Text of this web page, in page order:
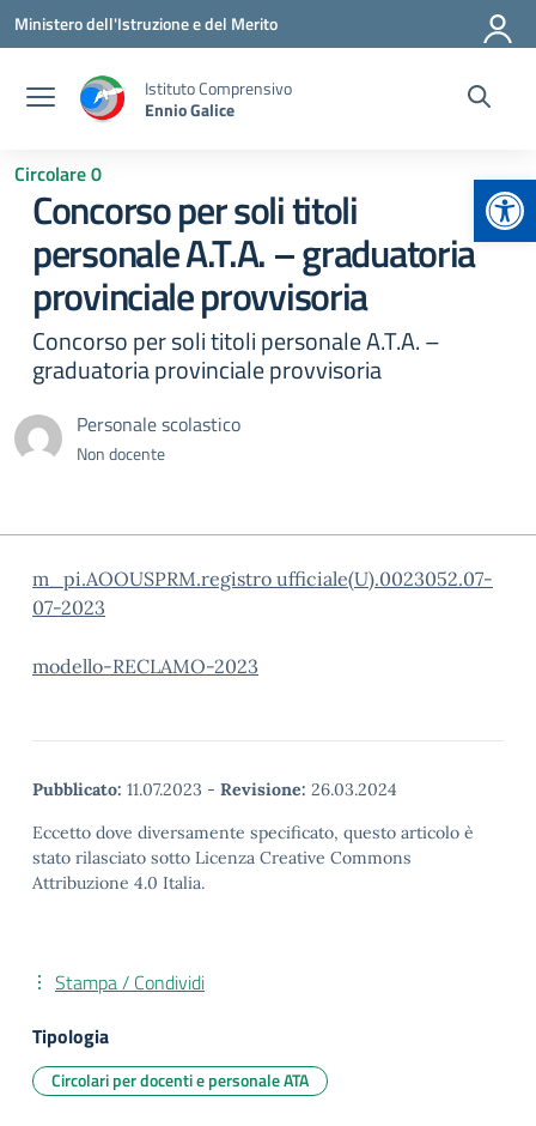
Vai ai contenuti
Vai al menu di navigazione
Vai al footer
Ministero dell'Istruzione e del Merito
Istituto Comprensivo
Ennio Galice
Circolare 0
Concorso per soli titoli
personale A.T.A. – graduatoria
provinciale provvisoria
Concorso per soli titoli personale A.T.A. –
graduatoria provinciale provvisoria
Personale scolastico
Non docente
m_pi.AOOUSPRM.registro ufficiale(U).0023052.07-
07-2023
modello-RECLAMO-2023
Pubblicato: 11.07.2023 - Revisione: 26.03.2024
Eccetto dove diversamente specificato, questo articolo è
stato rilasciato sotto Licenza Creative Commons
Attribuzione 4.0 Italia.
Stampa / Condividi
Tipologia
Circolari per docenti e personale ATA